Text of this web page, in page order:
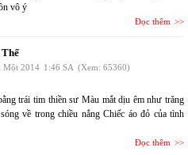
vô ý
Đọc thêm
Thế
Một 2014 1:46 SA (Xem: 65360)
trái tim thiền sư Màu mắt dịu êm như trăng
về trong chiều nắng Chiếc áo đỏ của tình
Đọc thêm